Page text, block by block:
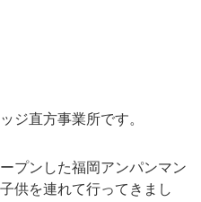
ジ直方事業所です。
プンした福岡アンパンマン
供を連れて行ってきまし